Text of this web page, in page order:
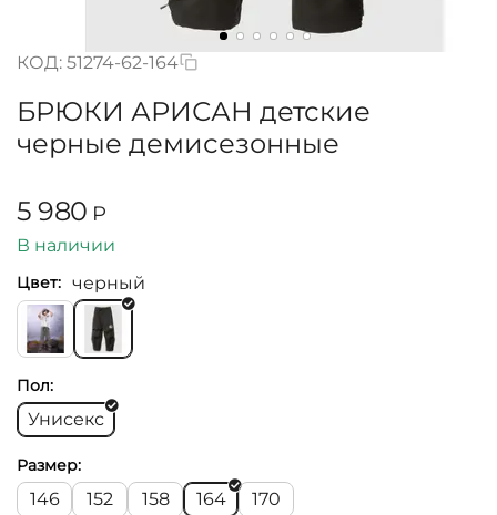
КОД: 51274-62-164
БРЮКИ АРИСАН детские
черные демисезонные
5 980 Р
В наличии
Цвет: черный
Пол:
Унисекс
Размер:
146 152 158 164 170